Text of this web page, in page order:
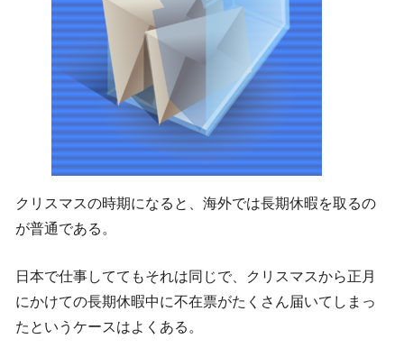
クリスマスの時期になると、海外では長期休暇を取るの
が普通である。
日本で仕事しててもそれは同じで、クリスマスから正月
にかけての長期休暇中に不在票がたくさん届いてしまっ
たというケースはよくある。